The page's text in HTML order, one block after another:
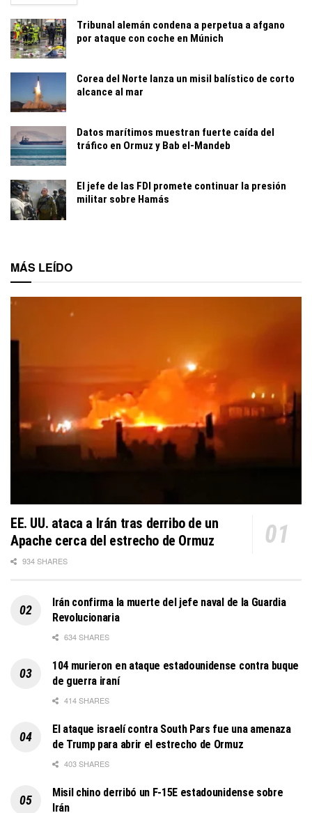
Tribunal alemán condena a perpetua a afgano
por ataque con coche en Múnich
Corea del Norte lanza un misil balístico de corto
alcance al mar
Datos marítimos muestran fuerte caída del
tráfico en Ormuz y Bab el-Mandeb
El jefe de las FDI promete continuar la presión
militar sobre Hamás
MÁS LEÍDO
EE. UU. ataca a Irán tras derribo de un
Apache cerca del estrecho de Ormuz
934 SHARES
Irán confirma la muerte del jefe naval de la Guardia
Revolucionaria
634 SHARES
104 murieron en ataque estadounidense contra buque
de guerra iraní
414 SHARES
El ataque israelí contra South Pars fue una amenaza
de Trump para abrir el estrecho de Ormuz
403 SHARES
Misil chino derribó un F-15E estadounidense sobre
Irán